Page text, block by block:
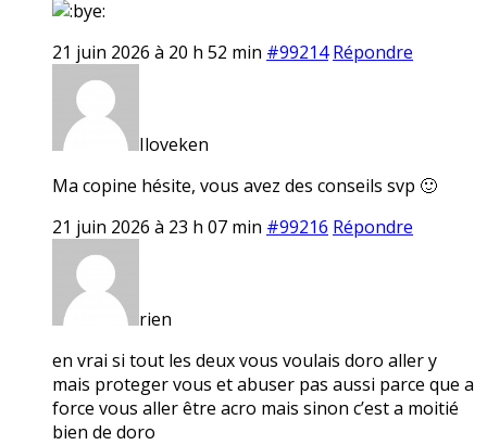
21 juin 2026 à 20 h 52 min #99214 Répondre
Iloveken
Ma copine hésite, vous avez des conseils svp 🙂
21 juin 2026 à 23 h 07 min #99216 Répondre
rien
en vrai si tout les deux vous voulais doro aller y
mais proteger vous et abuser pas aussi parce que a
force vous aller être acro mais sinon c’est a moitié
bien de doro